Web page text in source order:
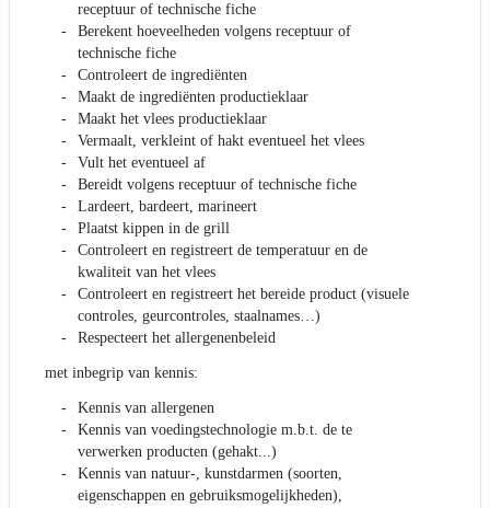
receptuur of technische fiche
Berekent hoeveelheden volgens receptuur of
technische fiche
Controleert de ingrediënten
Maakt de ingrediënten productieklaar
Maakt het vlees productieklaar
Vermaalt, verkleint of hakt eventueel het vlees
Vult het eventueel af
Bereidt volgens receptuur of technische fiche
Lardeert, bardeert, marineert
Plaatst kippen in de grill
Controleert en registreert de temperatuur en de
kwaliteit van het vlees
Controleert en registreert het bereide product (visuele
controles, geurcontroles, staalnames…)
Respecteert het allergenenbeleid
met inbegrip van kennis:
Kennis van allergenen
Kennis van voedingstechnologie m.b.t. de te
verwerken producten (gehakt...)
Kennis van natuur-, kunstdarmen (soorten,
eigenschappen en gebruiksmogelijkheden),